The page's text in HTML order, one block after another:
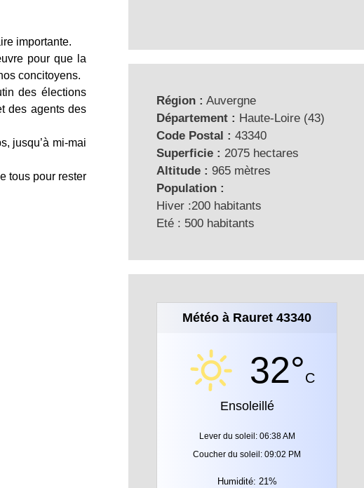
importante.
pour que la
concitoyens.
des élections
des agents des
jusqu’à mi-mai
tous pour rester
Région : Auvergne
Département : Haute-Loire (43)
Code Postal : 43340
Superficie : 2075 hectares
Altitude : 965 mètres
Population :
Hiver :200 habitants
Eté : 500 habitants
Météo à Rauret 43340
32°C
Ensoleillé
Lever du soleil: 06:38 AM
Coucher du soleil: 09:02 PM
Humidité: 21%